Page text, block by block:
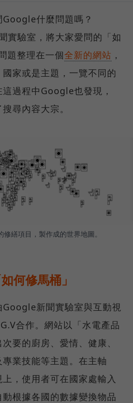
什麼問題嗎？
實驗室，將大家愛問的「如
題整理在一個全新的網站 ，
家或是主題，一覽不同的
過程中Google也發現，
尋內容大宗。
繕項目，製作成的世界地圖。
何修馬桶」
新聞實驗室與互動視
合作。網站以「水電產品
要的廚房、愛情、健康、
專業技能等主題。在主軸
上，使用者可在國家處輸入
根據各國的數據變換物品